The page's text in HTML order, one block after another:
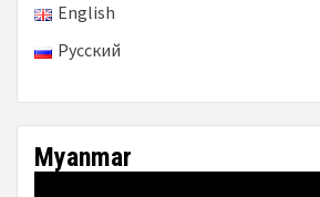
English
Русский
Myanmar